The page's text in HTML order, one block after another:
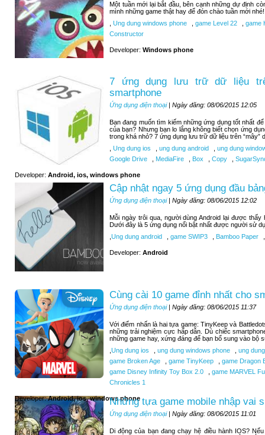
Một tuần mới lại bắt đầu, bên cạnh những dự định
mình những game thật hay để đón chào tuần mới nhé!
Ung dung windows phone game Level 22
game
Constructor
Developer: Windows phone
7 ứng dụng lưu trữ dữ liệu
smartphone
Ứng dụng điện thoại| Ngày đăng: 08/06/2015 12:05
Bạn đang muốn tìm kiếm những ứng dụng tốt nhất
của bạn? Nhưng bạn lo lắng không biết chọn ứng
trong khá nhỏ? 7 ứng dụng lưu trữ dữ liệu trên “mây”
Ung dung ios ung dung android
ung dung
Google Drive
MediaFire Box Copy
Developer: Android, ios, windows phone
Cập nhật ngay 5 ứng dụng đầu
Ứng dụng điện thoại| Ngày đăng: 08/06/2015 12:02
Mỗi ngày trôi qua, người dùng Android lại được
Dưới đây là 5 ứng dụng nổi bật nhất được người sử
Ung dung android game SWIP3 Bamboo Paper
Developer: Android
Cùng cài 10 game đỉnh nhất cho
Ứng dụng điện thoại| Ngày đăng: 08/06/2015 11:37
Với điểm nhấn là hai tựa game: TinyKeep và
những trải nghiệm cực hấp dẫn. Dù chiếc
những game hay, xứng đáng để bạn bổ sung vào bộ
Ung dung ios ung dung windows phone
ung
game Broken Age
game TinyKeep
game Dragon
game Disney Infinity Toy Box 2.0
game MARVEL
Chronicles 1
Developer:Android, ios, windows phoneNhững tựa game mobile nhập vai
Ứng dụng điện thoại| Ngày đăng: 08/06/2015 11:01
Di động của bạn đang chạy hệ điều hành IOS?